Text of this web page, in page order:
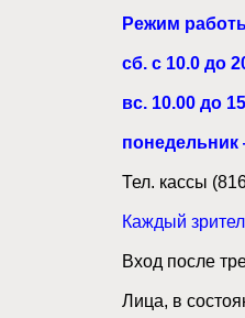
Режим
сб. с 10.0 до
вс. 10.00 до
Тел. кассы
Каждый
Вход после
Лица, в